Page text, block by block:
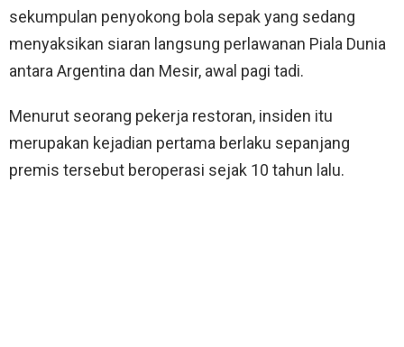
sekumpulan penyokong bola sepak yang sedang
menyaksikan siaran langsung perlawanan Piala Dunia
antara Argentina dan Mesir, awal pagi tadi.
Menurut seorang pekerja restoran, insiden itu
merupakan kejadian pertama berlaku sepanjang
premis tersebut beroperasi sejak 10 tahun lalu.